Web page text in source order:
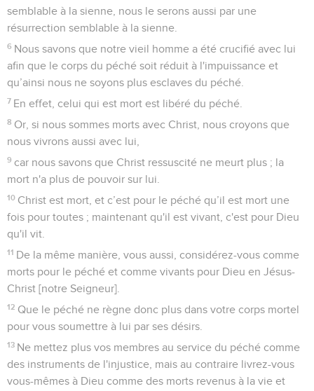
semblable à la sienne, nous le serons aussi par une
résurrection semblable à la sienne.
6 Nous savons que notre vieil homme a été crucifié avec lui
afin que le corps du péché soit réduit à l'impuissance et
qu’ainsi nous ne soyons plus esclaves du péché.
7 En effet, celui qui est mort est libéré du péché.
8 Or, si nous sommes morts avec Christ, nous croyons que
nous vivrons aussi avec lui,
9 car nous savons que Christ ressuscité ne meurt plus ; la
mort n'a plus de pouvoir sur lui.
10 Christ est mort, et c’est pour le péché qu’il est mort une
fois pour toutes ; maintenant qu'il est vivant, c'est pour Dieu
qu'il vit.
11 De la même manière, vous aussi, considérez-vous comme
morts pour le péché et comme vivants pour Dieu en Jésus-
Christ [notre Seigneur].
12 Que le péché ne règne donc plus dans votre corps mortel
pour vous soumettre à lui par ses désirs.
13 Ne mettez plus vos membres au service du péché comme
des instruments de l'injustice, mais au contraire livrez-vous
vous-mêmes à Dieu comme des morts revenus à la vie et